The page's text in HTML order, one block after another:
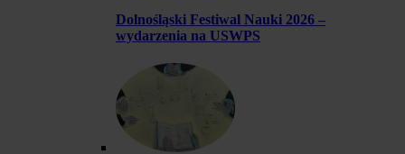
Dolnośląski Festiwal Nauki 2026 –
wydarzenia na USWPS